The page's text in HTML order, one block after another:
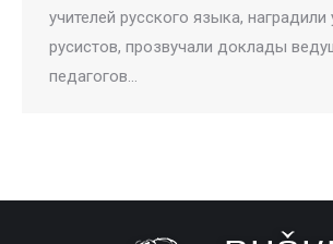
учителей русского языка, наградили
русистов, прозвучали доклады
педагогов…